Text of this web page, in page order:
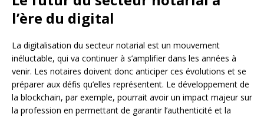
l’ère du digital
La digitalisation du secteur notarial est un mouvement
inéluctable, qui va continuer à s’amplifier dans les années à
venir. Les notaires doivent donc anticiper ces évolutions et se
préparer aux défis qu’elles représentent. Le développement de
la blockchain, par exemple, pourrait avoir un impact majeur sur
la profession en permettant de garantir l’authenticité et la